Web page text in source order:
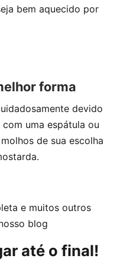
bem aquecido por
forma
devido
uma espátula ou
de sua escolha
e muitos outros
blog
até o final!